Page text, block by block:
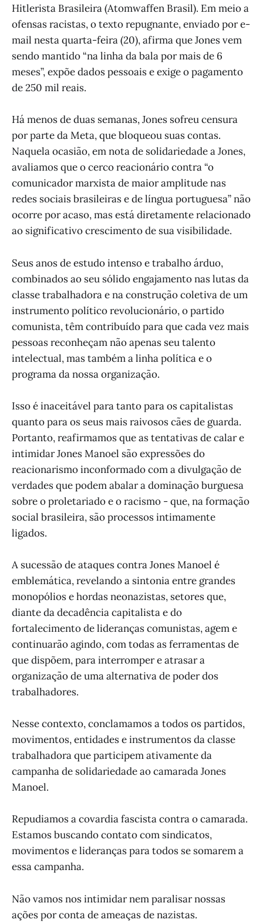
Hitlerista Brasileira (Atomwaffen Brasil). Em meio a
ofensas racistas, o texto repugnante, enviado por e-
mail nesta quarta-feira (20), afirma que Jones vem
sendo mantido “na linha da bala por mais de 6
meses”, expõe dados pessoais e exige o pagamento
de 250 mil reais.
Há menos de duas semanas, Jones sofreu censura
por parte da Meta, que bloqueou suas contas.
Naquela ocasião, em nota de solidariedade a Jones,
avaliamos que o cerco reacionário contra “o
comunicador marxista de maior amplitude nas
redes sociais brasileiras e de língua portuguesa” não
ocorre por acaso, mas está diretamente relacionado
ao significativo crescimento de sua visibilidade.
Seus anos de estudo intenso e trabalho árduo,
combinados ao seu sólido engajamento nas lutas da
classe trabalhadora e na construção coletiva de um
instrumento político revolucionário, o partido
comunista, têm contribuído para que cada vez mais
pessoas reconheçam não apenas seu talento
intelectual, mas também a linha política e o
programa da nossa organização.
Isso é inaceitável para tanto para os capitalistas
quanto para os seus mais raivosos cães de guarda.
Portanto, reafirmamos que as tentativas de calar e
intimidar Jones Manoel são expressões do
reacionarismo inconformado com a divulgação de
verdades que podem abalar a dominação burguesa
sobre o proletariado e o racismo - que, na formação
social brasileira, são processos intimamente
ligados.
A sucessão de ataques contra Jones Manoel é
emblemática, revelando a sintonia entre grandes
monopólios e hordas neonazistas, setores que,
diante da decadência capitalista e do
fortalecimento de lideranças comunistas, agem e
continuarão agindo, com todas as ferramentas de
que dispõem, para interromper e atrasar a
organização de uma alternativa de poder dos
trabalhadores.
Nesse contexto, conclamamos a todos os partidos,
movimentos, entidades e instrumentos da classe
trabalhadora que participem ativamente da
campanha de solidariedade ao camarada Jones
Manoel.
Repudiamos a covardia fascista contra o camarada.
Estamos buscando contato com sindicatos,
movimentos e lideranças para todos se somarem a
essa campanha.
Não vamos nos intimidar nem paralisar nossas
ações por conta de ameaças de nazistas.